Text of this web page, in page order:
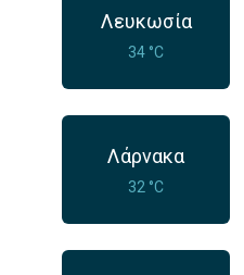
Λευκωσία
34 °C
Λάρνακα
32 °C